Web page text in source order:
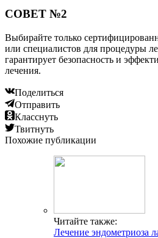
СОВЕТ №2
Выбирайте только
или специалистов для процедуры
гарантирует безопасность и
лечения.
Поделиться
Отправить
Класснуть
Твитнуть
Похожие публикации
Читайте также:
Лечение эндометриоза